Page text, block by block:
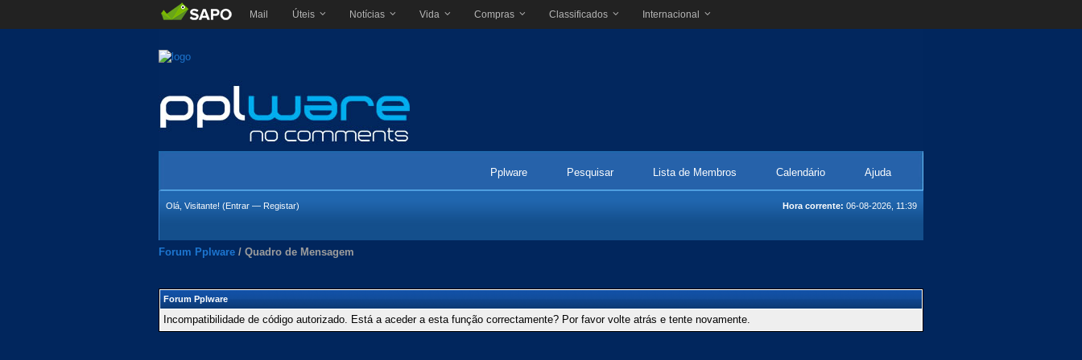
Mail Úteis Notícias Vida Compras Classificados Internacional
Pplware Pesquisar Lista de Membros Calendário Ajuda
Hora corrente: 06-08-2026, 11:39
Olá, Visitante! (Entrar — Registar)
Forum Pplware / Quadro de Mensagem
Forum Pplware
Incompatibilidade de código autorizado. Está a aceder a esta função correctamente? Por favor volte atrás e tente novamente.